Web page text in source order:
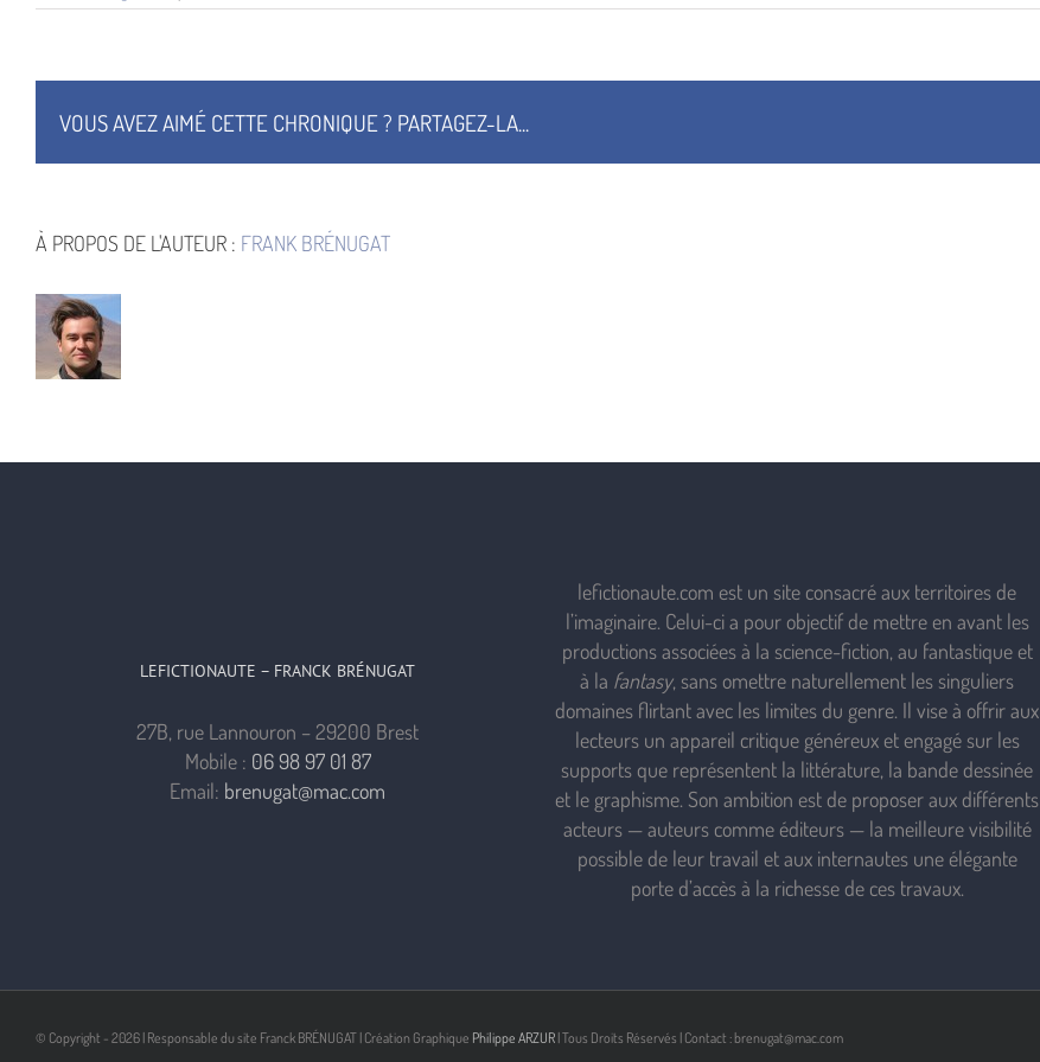
Cinq
Le
Rubeho
VOUS AVEZ AIMÉ CETTE CHRONIQUE ? PARTAGEZ-LA...
À PROPOS DE L'AUTEUR : FRANK BRÉNUGAT
LEFICTIONAUTE – FRANCK BRÉNUGAT
27B, rue Lannouron – 29200 Brest
Mobile : 06 98 97 01 87
Email: brenugat@mac.com
lefictionaute.com est un site consacré aux territoires de
l’imaginaire. Celui-ci a pour objectif de mettre en avant les
productions associées à la science-fiction, au fantastique et
à la fantasy, sans omettre naturellement les singuliers
domaines flirtant avec les limites du genre. Il vise à offrir aux
lecteurs un appareil critique généreux et engagé sur les
supports que représentent la littérature, la bande dessinée
et le graphisme. Son ambition est de proposer aux différents
acteurs — auteurs comme éditeurs — la meilleure visibilité
possible de leur travail et aux internautes une élégante
porte d’accès à la richesse de ces travaux.
© Copyright - 2026 | Responsable du site Franck BRÉNUGAT | Création Graphique Philippe ARZUR | Tous Droits Réservés | Contact : brenugat@mac.com